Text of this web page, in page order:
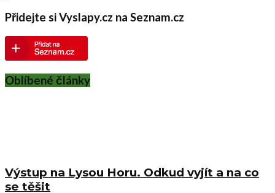
Přidejte si Vyslapy.cz na Seznam.cz
Oblíbené články
Výstup na Lysou Horu. Odkud vyjít a na co
se těšit